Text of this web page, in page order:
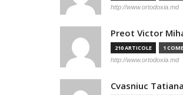
http://www.ortodoxia.md
Preot Victor
210 ARTICOLE 1
http://www.ortodoxia.md
Cvasniuc Tatiana